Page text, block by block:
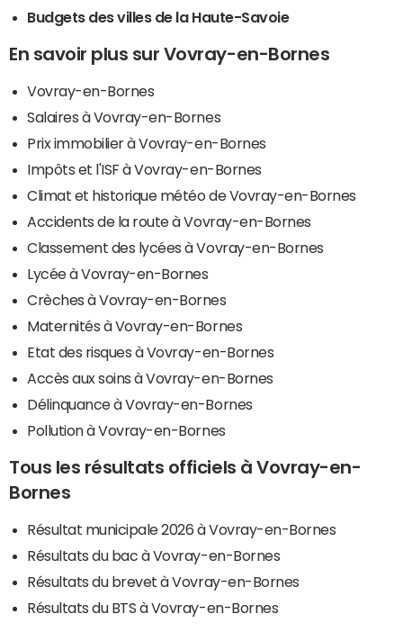
Budgets des villes de la Haute-Savoie
En savoir plus sur Vovray-en-Bornes
Vovray-en-Bornes
Salaires à Vovray-en-Bornes
Prix immobilier à Vovray-en-Bornes
Impôts et l'ISF à Vovray-en-Bornes
Climat et historique météo de Vovray-en-Bornes
Accidents de la route à Vovray-en-Bornes
Classement des lycées à Vovray-en-Bornes
Lycée à Vovray-en-Bornes
Crèches à Vovray-en-Bornes
Maternités à Vovray-en-Bornes
Etat des risques à Vovray-en-Bornes
Accès aux soins à Vovray-en-Bornes
Délinquance à Vovray-en-Bornes
Pollution à Vovray-en-Bornes
Tous les résultats officiels à Vovray-en-
Bornes
Résultat municipale 2026 à Vovray-en-Bornes
Résultats du bac à Vovray-en-Bornes
Résultats du brevet à Vovray-en-Bornes
Résultats du BTS à Vovray-en-Bornes